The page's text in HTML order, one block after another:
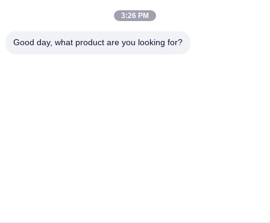
3:26 PM
Good day, what product are you looking for?